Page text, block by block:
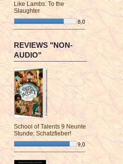
Like Lambs: To the
Slaughter
8,0
¯¯¯¯¯¯¯¯¯¯¯¯¯¯¯¯¯¯¯¯¯¯¯¯
REVIEWS "NON-
AUDIO"
School of Talents 9 Neunte
Stunde: Schatzfieber!
9,0
¯¯¯¯¯¯¯¯¯¯¯¯¯¯¯¯¯¯¯¯¯¯¯¯